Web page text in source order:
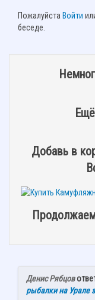
Пожалуйста Войти
беседе.
Добавь в
Денис Рябцов
рыбалки на Урале